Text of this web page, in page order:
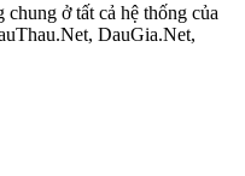
ở tất cả hệ thống của
DauGia.Net,